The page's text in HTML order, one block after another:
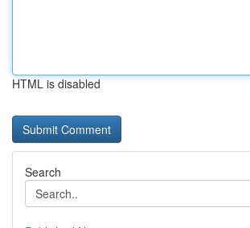
HTML is disabled
Search